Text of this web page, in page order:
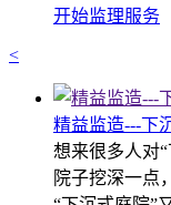
开始监理服务
<
精益监造---下
想来很多人对
院子挖深一点